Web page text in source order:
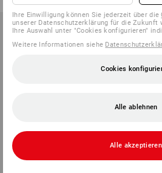
Ihre Einwilligung können Sie jederzeit über die
unserer Datenschutzerklärung für die Zukunft
Ihre Auswahl unter "Cookies konfigurieren"
Weitere Informationen siehe
Cookies
Alle ablehnen
Alle akzeptieren